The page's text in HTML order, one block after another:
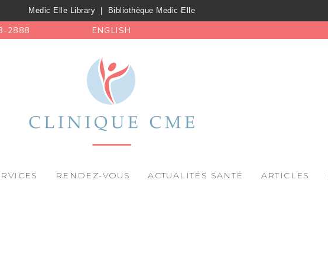
Medic Elle Library Bibliothèque Medic Elle
2888 ENGLISH
RENDEZ-VOUS ACTUALITÉS SANTÉ ARTICLES